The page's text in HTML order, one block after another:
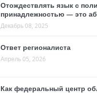
Отождествлять язык с
принадлежностью — это
Декабрь 08, 2025
Ответ регионалиста
Апрель 05, 2026
Как федеральный центр